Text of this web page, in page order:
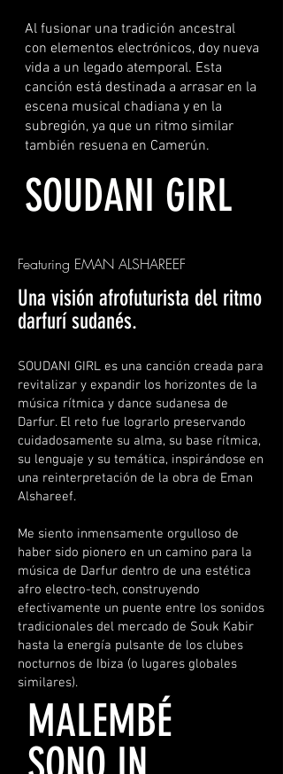
Al fusionar una tradición ancestral
con elementos electrónicos, doy nueva
vida a un legado atemporal. Esta
canción está destinada a arrasar en la
escena musical chadiana y en la
subregión, ya que un ritmo similar
también resuena en Camerún.
SOUDANI GIRL
Featuring EMAN ALSHAREEF
Una visión afrofuturista del ritmo
darfurí sudanés.
SOUDANI GIRL es una canción creada para
revitalizar y expandir los horizontes de la
música rítmica y dance sudanesa de
Darfur. El reto fue lograrlo preservando
cuidadosamente su alma, su base rítmica,
su lenguaje y su temática, inspirándose en
una reinterpretación de la obra de Eman
Alshareef.
Me siento inmensamente orgulloso de
haber sido pionero en un camino para la
música de Darfur dentro de una estética
afro electro-tech, construyendo
efectivamente un puente entre los sonidos
tradicionales del mercado de Souk Kabir
hasta la energía pulsante de los clubes
nocturnos de Ibiza (o lugares globales
similares).
MALEMBÉ